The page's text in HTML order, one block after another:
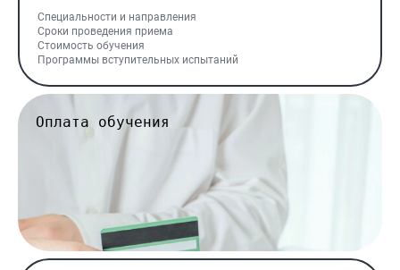
Специальности и направления
Сроки проведения приема
Стоимость обучения
Программы вступительных испытаний
Оплата обучения